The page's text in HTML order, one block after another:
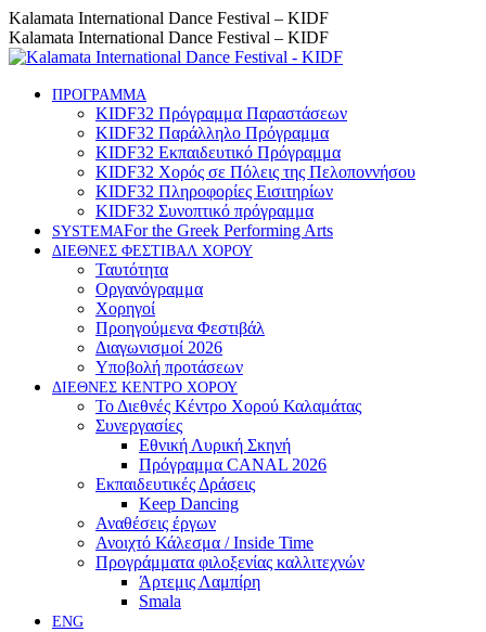
Skip
to
content
Instagram
page
opens
new
Facebook
page
opens
new
YouTube
page
opens
new
Kalamata International Dance Festival – KIDF
Kalamata International Dance Festival – KIDF
ΠΡΟΓΡΑΜΜΑ
KIDF32 Πρόγραμμα Παραστάσεων
KIDF32 Παράλληλο Πρόγραμμα
KIDF32 Εκπαιδευτικό Πρόγραμμα
KIDF32 Χορός σε Πόλεις της Πελοποννήσου
KIDF32 Πληροφορίες Εισιτηρίων
KIDF32 Συνοπτικό πρόγραμμα
SYSTEMAFor the Greek Performing Arts
ΔΙΕΘΝΕΣ ΦΕΣΤΙΒΑΛ ΧΟΡΟΥ
Ταυτότητα
Οργανόγραμμα
Χορηγοί
Προηγούμενα Φεστιβάλ
Διαγωνισμοί 2026
Υποβολή προτάσεων
ΔΙΕΘΝΕΣ ΚΕΝΤΡΟ ΧΟΡΟΥ
Το Διεθνές Κέντρο Χορού Καλαμάτας
Συνεργασίες
Εθνική Λυρική Σκηνή
Πρόγραμμα CANAL 2026
Εκπαιδευτικές Δράσεις
Keep Dancing
Αναθέσεις έργων
Ανοιχτό Κάλεσμα / Inside Time
Προγράμματα φιλοξενίας καλλιτεχνών
Άρτεμις Λαμπίρη
Smala
ENG